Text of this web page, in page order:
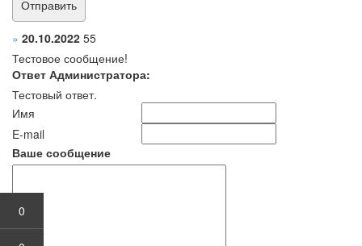
» 20.10.2022 55
Тестовое сообщение!
Ответ Администратора:
Тестовый ответ.
Имя
E-mail
Ваше сообщение
0